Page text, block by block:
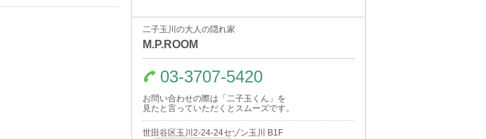
二子玉川の大人の隠れ家
M.P.ROOM
03-3707-5420
お問い合わせの際は「二子玉くん」を
見たと言っていただくとスムーズです。
世田谷区玉川2-24-24セゾン玉川 B1F